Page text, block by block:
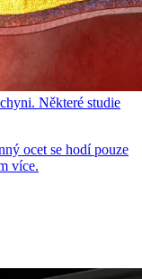
Některé studie
ocet se hodí pouze
více.